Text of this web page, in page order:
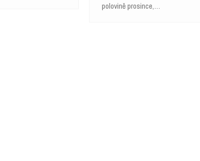
polovině prosince,…